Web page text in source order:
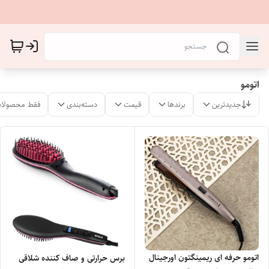
اتومو
جدیدترین برندها قیمت دسته‌بندی فقط
اتومو حرفه ای ریمینگتون اورجینال
برس حرارتی و صاف کننده شلاقی